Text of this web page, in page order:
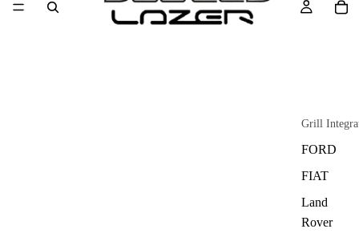
Grill
FORD
FIAT
Land
Rover